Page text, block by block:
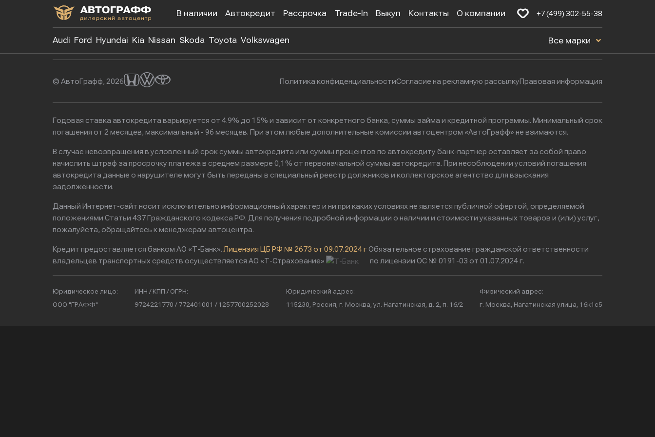
В наличии Автокредит Рассрочка Trade-In Выкуп Контакты О компании +7 (499) 302-55-38
Audi Ford Hyundai Kia Nissan Skoda Toyota Volkswagen Все марки
+7 (499) 302-55-38
Выходные: с 9:00 до 22:00
© АвтоГрафф, 2026 Политика конфиденциальностиСогласие на рекламную рассылкуПравовая информация
Годовая ставка автокредита варьируется от 4.9% до 15% и зависит от конкретного банка, суммы займа и кредитной программы. Минимальный срок
погашения от 2 месяцев, максимальный - 96 месяцев. При этом любые дополнительные комиссии автоцентром «АвтоГрафф» не взимаются.
В случае невозвращения в условленный срок суммы автокредита или суммы процентов по автокредиту банк-партнер оставляет за собой право
начислить штраф за просрочку платежа в среднем размере 0,1% от первоначальной суммы автокредита. При несоблюдении условий погашения
автокредита данные о нарушителе могут быть переданы в специальный реестр должников и коллекторское агентство для взыскания
задолженности.
Данный Интернет-сайт носит исключительно информационный характер и ни при каких условиях не является публичной офертой, определяемой
положениями Статьи 437 Гражданского кодекса РФ. Для получения подробной информации о наличии и стоимости указанных товаров и (или) услуг,
пожалуйста, обращайтесь к менеджерам автоцентра.
Кредит предоставляется банком АО «Т-Банк». Лицензия ЦБ РФ № 2673 от 09.07.2024 гОбязательное страхование гражданской ответственности
владельцев транспортных средств осуществляется АО «Т-Страхование»
по лицензии ОС № 0191-03 от 01.07.2024 г.
Юридическое лицо:
ООО "ГРАФФ"
ИНН / КПП / ОГРН:
9724221770 / 772401001 / 1257700252028
Юридический адрес:
115230, Россия, г. Москва, ул. Нагатинская, д. 2, п. 16/2
Физический адрес:
г. Москва, Нагатинская улица, 16к1с5